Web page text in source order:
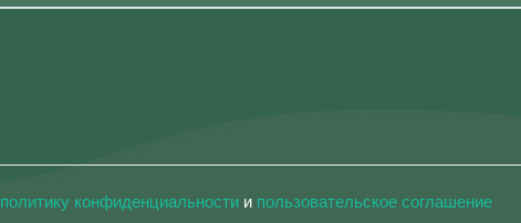
политику конфиденциальности и пользовательское соглашение